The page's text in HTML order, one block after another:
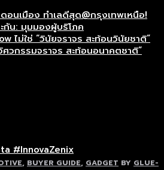
ดอนเมือง ทำเลดีสุด@กรุงเทพเหนือ!
กัน: มุมมองผู้บริโภค
ไม่ใช่ “วินัยจราจร สะท้อนวินัยชาติ”
ศวกรรมจราจร สะท้อนอนาคตชาติ”
, BUYER GUIDE, GADGET BY GLUE-